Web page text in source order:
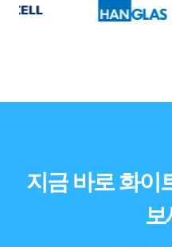
지금 바로 화이
보